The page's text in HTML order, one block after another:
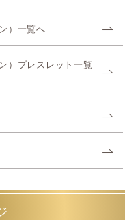
）一覧へ
）ブレスレット一覧